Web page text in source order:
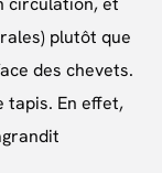
plutôt que
des chevets.
tapis. En effet,